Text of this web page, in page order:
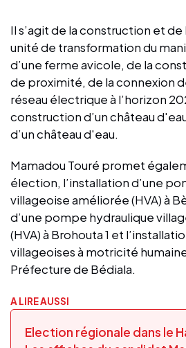
Il s’agit de la construction et
unité de transformation du
d’une ferme avicole, de la
de proximité, de la connexion
réseau électrique à l’horizon
construction d’un château
d’un château d'eau.
Mamadou Touré promet
élection, l’installation d’une
villageoise améliorée (HVA) à
d’une pompe hydraulique
(HVA) à Brohouta 1 et
villageoises à motricité
Préfecture de Bédiala.
A LIRE AUSSI
Election régionale dans le